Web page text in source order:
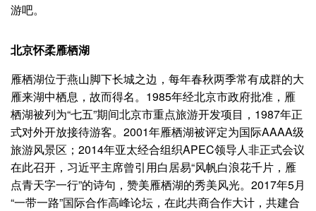
游吧。
北京怀柔雁栖湖
雁栖湖位于燕山脚下长城之边，每年春秋两季常有成群的大
雁来湖中栖息，故而得名。1985年经北京市政府批准，雁
栖湖被列为“七五”期间北京市重点旅游开发项目，1987年正
式对外开放接待游客。2001年雁栖湖被评定为国际AAAA级
旅游风景区；2014年亚太经合组织APEC领导人非正式会议
在此召开，习近平主席曾引用白居易“风帆白浪花千片，雁
点青天字一行”的诗句，赞美雁栖湖的秀美风光。2017年5月
“一带一路”国际合作高峰论坛，在此共商合作大计，共建合